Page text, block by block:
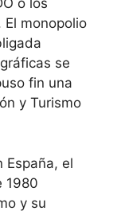
o los
monopolio
se
fin una
y Turismo
España, el
1980
y su